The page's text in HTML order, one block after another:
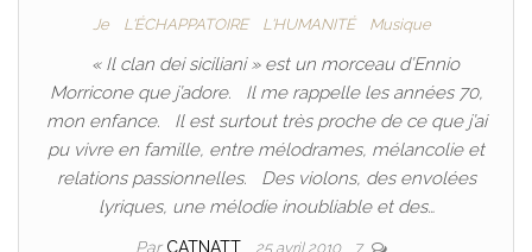
Je L'ÉCHAPPATOIRE L'HUMANITÉ Musique
« Il clan dei siciliani » est un morceau d’Ennio
Morricone que j’adore. Il me rappelle les années 70,
mon enfance. Il est surtout très proche de ce que j’ai
pu vivre en famille, entre mélodrames, mélancolie et
relations passionnelles. Des violons, des envolées
lyriques, une mélodie inoubliable et des…
Par CATNATT 25 avril 2010 7